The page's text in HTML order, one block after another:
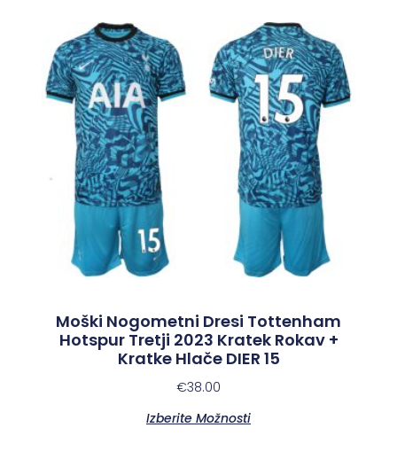
Moški Nogometni Dresi Tottenham
Hotspur Tretji 2023 Kratek Rokav +
Kratke Hlače DIER 15
€38.00
Izberite Možnosti